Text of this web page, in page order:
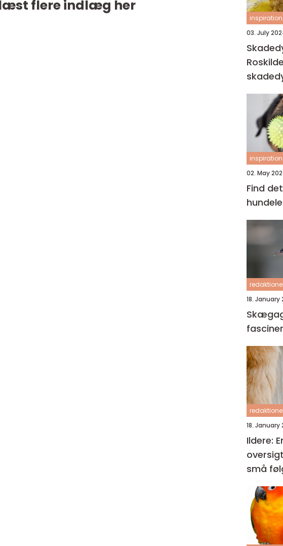
flere indlæg her
inspiration
03. July
inspiration
02. May
Find
redaktionel
18. January
redaktionel
18. January
Ildere:
små